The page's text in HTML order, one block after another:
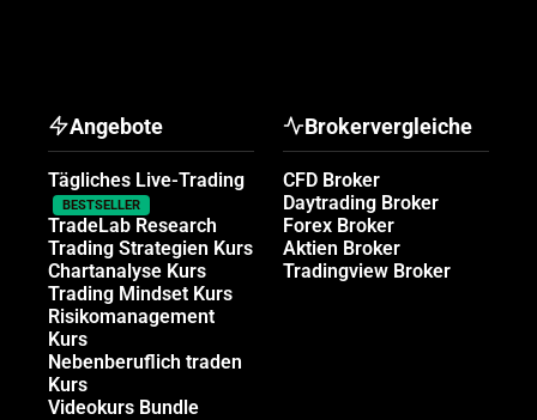
Angebote
Tägliches Live-Trading
BESTSELLER
TradeLab Research
Trading Strategien Kurs
Chartanalyse Kurs
Trading Mindset Kurs
Risikomanagement
Kurs
Nebenberuflich traden
Kurs
Videokurs Bundle
Brokervergleiche
CFD Broker
Daytrading Broker
Forex Broker
Aktien Broker
Tradingview Broker